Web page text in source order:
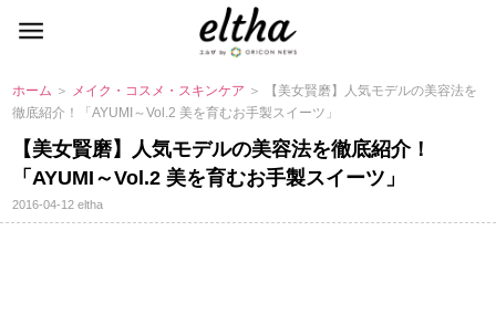
ホーム ＞ メイク・コスメ・スキンケア ＞ 【美女賢磨】人気モデルの美容法を
徹底紹介！「AYUMI～Vol.2 美を育むお手製スイーツ」
【美女賢磨】人気モデルの美容法を徹底紹介！
「AYUMI～Vol.2 美を育むお手製スイーツ」
2016-04-12eltha